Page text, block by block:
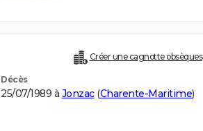
Créer une cagnotte obsèques
Décès
25/07/1989 à Jonzac(Charente-Maritime)